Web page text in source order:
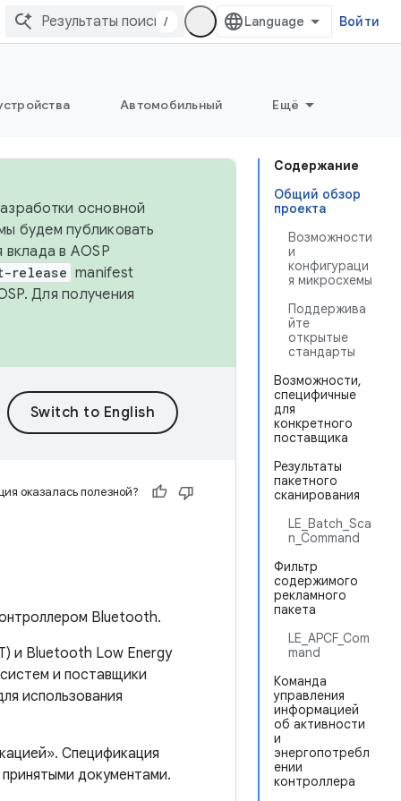
/ Войти
Автомобильный Ещё
Содержание
Общий обзор
проекта
Возможности
и
конфигураци
я микросхемы
Поддержива
йте
открытые
стандарты
Возможности,
специфичные
для
конкретного
поставщика
Результаты
пакетного
сканирования
LE_Batch_Sca
n_Command
Фильтр
содержимого
рекламного
пакета
LE_APCF_Com
mand
Команда
управления
информацией
об активности
и
энергопотребл
ении
контроллера
основной
будем публиковать
в AOSP
release manifest
Для получения
оказалась полезной?
Bluetooth.
и Bluetooth Low Energy
и поставщики
использования
Спецификация
документами.